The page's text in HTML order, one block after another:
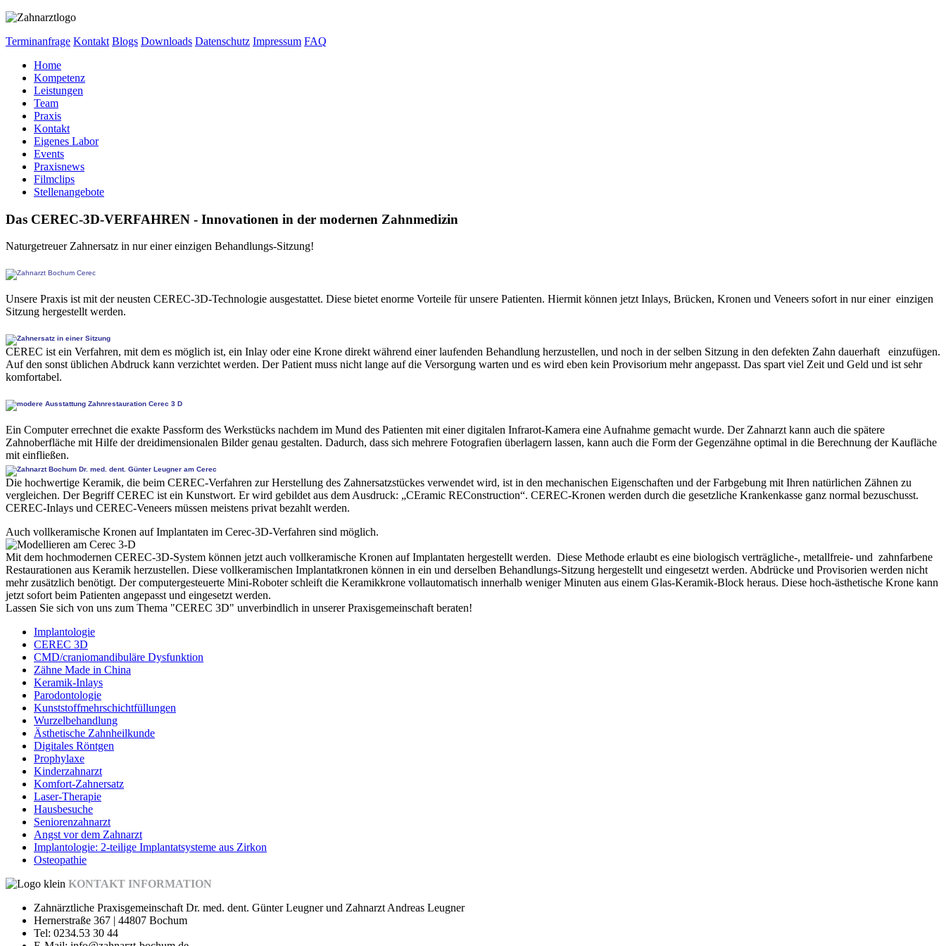
Terminanfrage Kontakt Blogs Downloads Datenschutz Impressum FAQ
Home
Kompetenz
Leistungen
Team
Praxis
Kontakt
Eigenes Labor
Events
Praxisnews
Filmclips
Stellenangebote
Das CEREC-3D-VERFAHREN - Innovationen in der modernen Zahnmedizin
Naturgetreuer Zahnersatz in nur einer einzigen Behandlungs-Sitzung!
Unsere Praxis ist mit der neusten CEREC-3D-Technologie ausgestattet. Diese bietet enorme Vorteile für unsere Patienten. Hiermit können jetzt Inlays, Brücken, Kronen und Veneers sofort in nur einer einzigen
Sitzung hergestellt werden.
CEREC ist ein Verfahren, mit dem es möglich ist, ein Inlay oder eine Krone direkt während einer laufenden Behandlung herzustellen, und noch in der selben Sitzung in den defekten Zahn dauerhaft einzufügen.
Auf den sonst üblichen Abdruck kann verzichtet werden. Der Patient muss nicht lange auf die Versorgung warten und es wird eben kein Provisorium mehr angepasst. Das spart viel Zeit und Geld und ist sehr
komfortabel.
Ein Computer errechnet die exakte Passform des Werkstücks nachdem im Mund des Patienten mit einer digitalen Infrarot-Kamera eine Aufnahme gemacht wurde. Der Zahnarzt kann auch die spätere
Zahnoberfläche mit Hilfe der dreidimensionalen Bilder genau gestalten. Dadurch, dass sich mehrere Fotografien überlagern lassen, kann auch die Form der Gegenzähne optimal in die Berechnung der Kaufläche
mit einfließen.
Die hochwertige Keramik, die beim CEREC-Verfahren zur Herstellung des Zahnersatzstückes verwendet wird, ist in den mechanischen Eigenschaften und der Farbgebung mit Ihren natürlichen Zähnen zu
vergleichen. Der Begriff CEREC ist ein Kunstwort. Er wird gebildet aus dem Ausdruck: „CEramic REConstruction“. CEREC-Kronen werden durch die gesetzliche Krankenkasse ganz normal bezuschusst.
CEREC-Inlays und CEREC-Veneers müssen meistens privat bezahlt werden.
Auch vollkeramische Kronen auf Implantaten im Cerec-3D-Verfahren sind möglich.
Mit dem hochmodernen CEREC-3D-System können jetzt auch vollkeramische Kronen auf Implantaten hergestellt werden. Diese Methode erlaubt es eine biologisch verträgliche-, metallfreie- und zahnfarbene
Restaurationen aus Keramik herzustellen. Diese vollkeramischen Implantatkronen können in ein und derselben Behandlungs-Sitzung hergestellt und eingesetzt werden. Abdrücke und Provisorien werden nicht
mehr zusätzlich benötigt. Der computergesteuerte Mini-Roboter schleift die Keramikkrone vollautomatisch innerhalb weniger Minuten aus einem Glas-Keramik-Block heraus. Diese hoch-ästhetische Krone kann
jetzt sofort beim Patienten angepasst und eingesetzt werden.
Lassen Sie sich von uns zum Thema "CEREC 3D" unverbindlich in unserer Praxisgemeinschaft beraten!
Implantologie
CEREC 3D
CMD/craniomandibuläre Dysfunktion
Zähne Made in China
Keramik-Inlays
Parodontologie
Kunststoffmehrschichtfüllungen
Wurzelbehandlung
Ästhetische Zahnheilkunde
Digitales Röntgen
Prophylaxe
Kinderzahnarzt
Komfort-Zahnersatz
Laser-Therapie
Hausbesuche
Seniorenzahnarzt
Angst vor dem Zahnarzt
Implantologie: 2-teilige Implantatsysteme aus Zirkon
Osteopathie
KONTAKT INFORMATION
Zahnärztliche Praxisgemeinschaft Dr. med. dent. Günter Leugner und Zahnarzt Andreas Leugner
Hernerstraße 367 | 44807 Bochum
Tel: 0234.53 30 44